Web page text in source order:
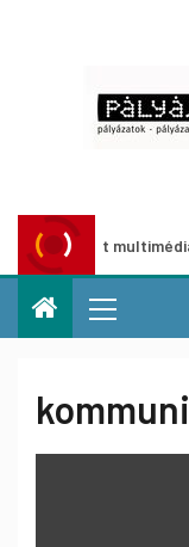
multimédia-